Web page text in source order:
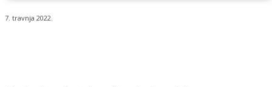
7. travnja 2022.